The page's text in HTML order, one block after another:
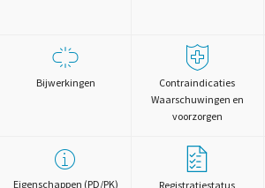
Bijwerkingen
Contraindicaties
Waarschuwingen en
voorzorgen
Eigenschappen (PD/PK) Registratiestatus